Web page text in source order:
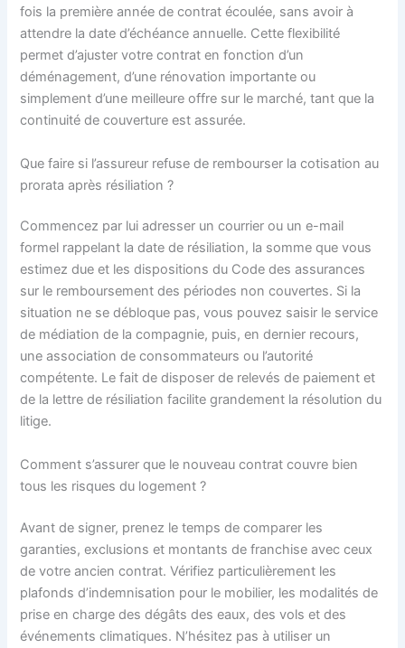
fois la première année de contrat écoulée, sans avoir à
attendre la date d’échéance annuelle. Cette flexibilité
permet d’ajuster votre contrat en fonction d’un
déménagement, d’une rénovation importante ou
simplement d’une meilleure offre sur le marché, tant que la
continuité de couverture est assurée.
Que faire si l’assureur refuse de rembourser la cotisation au
prorata après résiliation ?
Commencez par lui adresser un courrier ou un e-mail
formel rappelant la date de résiliation, la somme que vous
estimez due et les dispositions du Code des assurances
sur le remboursement des périodes non couvertes. Si la
situation ne se débloque pas, vous pouvez saisir le service
de médiation de la compagnie, puis, en dernier recours,
une association de consommateurs ou l’autorité
compétente. Le fait de disposer de relevés de paiement et
de la lettre de résiliation facilite grandement la résolution du
litige.
Comment s’assurer que le nouveau contrat couvre bien
tous les risques du logement ?
Avant de signer, prenez le temps de comparer les
garanties, exclusions et montants de franchise avec ceux
de votre ancien contrat. Vérifiez particulièrement les
plafonds d’indemnisation pour le mobilier, les modalités de
prise en charge des dégâts des eaux, des vols et des
événements climatiques. N’hésitez pas à utiliser un